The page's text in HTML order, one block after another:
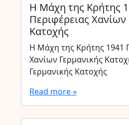
Η Μάχη της Κρήτης
Περιφέρειας Χανίων
Κατοχής
Η Μάχη της Κρήτης 1941
Χανίων Γερμανικής
Γερμανικής Κατοχής
Read more »